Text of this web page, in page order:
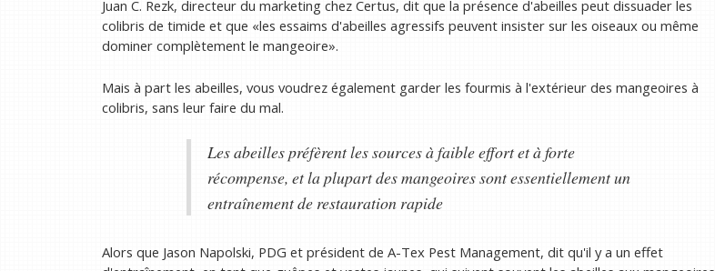
Juan C. Rezk, directeur du marketing chez Certus, dit que la présence d'abeilles peut dissuader les
colibris de timide et que «les essaims d'abeilles agressifs peuvent insister sur les oiseaux ou même
dominer complètement le mangeoire».
Mais à part les abeilles, vous voudrez également garder les fourmis à l'extérieur des mangeoires à
colibris, sans leur faire du mal.
Les abeilles préfèrent les sources à faible effort et à forte
récompense, et la plupart des mangeoires sont essentiellement un
entraînement de restauration rapide
Alors que Jason Napolski, PDG et président de A-Tex Pest Management, dit qu'il y a un effet